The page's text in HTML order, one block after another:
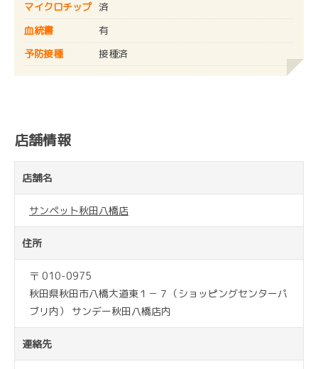
マイクロチップ 済
血統書
有
予防接種
接種済
店舗情報
店舗名
サンペット秋田八橋店
住所
〒 010-0975
秋田県秋田市八橋大道東１－７（ショッピングセンターパ
ブリ内） サンデー秋田八橋店内
連絡先